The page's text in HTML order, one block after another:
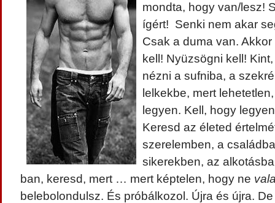
mondta, hogy van/lesz!
ígért! Senki nem akar
Csak a duma van.
kell! Nyüzsögni kell!
nézni a sufniba, a
lelkekbe, mert
legyen. Kell, hogy
Keresd az életed
szerelemben, a
sikerekben, az
ban, keresd, mert … mert képtelen, hogy ne
belebolondulsz. És próbálkozol. Újra és újra.